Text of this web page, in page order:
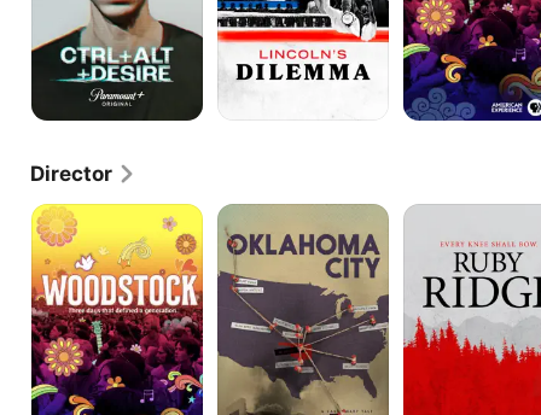
Director
Woodstock:
Three
Days
that
Defined
a
Generation
American
Experience:
Oklahoma
City
American
Ruby
Ridge